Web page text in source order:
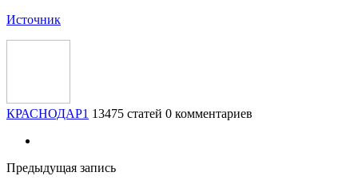
Источник
КРАСНОДАР1 13475 статей 0 комментариев
Предыдущая запись